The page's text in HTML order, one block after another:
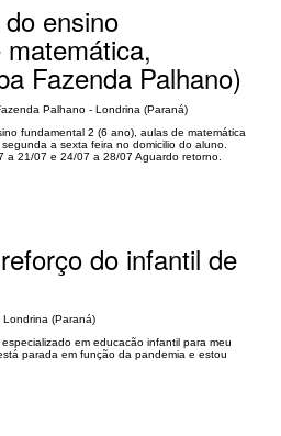
ensino
Fazenda Palhano)
Palhano - Londrina (Paraná)
fundamental 2 (6 ano), aulas de matemática
a sexta feira no domicilio do aluno.
a 21/07 e 24/07 a 28/07 Aguardo retorno.
do infantil de
(Paraná)
em educacão infantil para meu
parada em função da pandemia e estou